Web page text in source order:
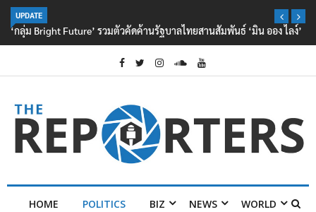
UPDATE
‘กลุ่ม Bright Future’ รวมตัวคัดค้านรัฐบาลไทยสานสัมพันธ์ ‘มิน ออง ไลง์’
HOME POLITICS BIZ NEWS WORLD